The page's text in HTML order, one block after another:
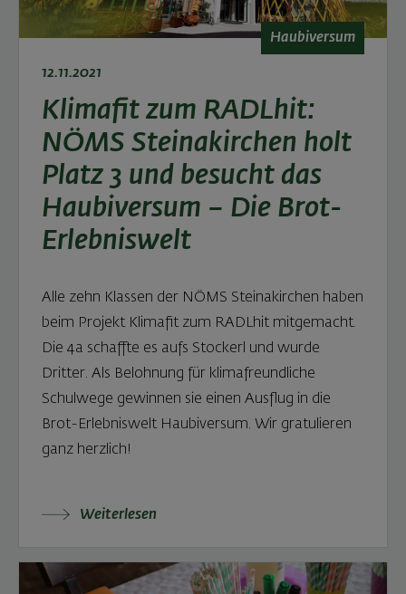
Haubiversum
12.11.2021
Klimafit zum RADLhit:
NÖMS Steinakirchen holt
Platz 3 und besucht das
Haubiversum – Die Brot-
Erlebniswelt
Alle zehn Klassen der NÖMS Steinakirchen haben
beim Projekt Klimafit zum RADLhit mitgemacht.
Die 4a schaffte es aufs Stockerl und wurde
Dritter. Als Belohnung für klimafreundliche
Schulwege gewinnen sie einen Ausflug in die
Brot-Erlebniswelt Haubiversum. Wir gratulieren
ganz herzlich!
Weiterlesen: Klimafit zum RADLhit: NÖMS
Weiterlesen